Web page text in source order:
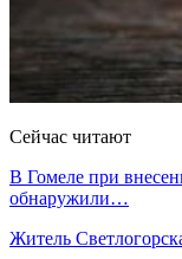
Сейчас читают
В Гомеле при
обнаружили…
Житель